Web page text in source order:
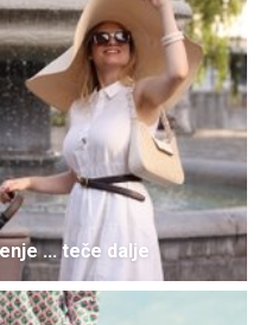
... teče dalje